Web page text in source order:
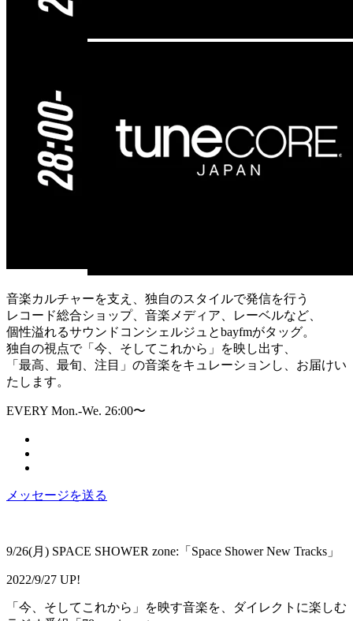
音楽カルチャーを支え、独自のスタイルで発信を行う
レコード総合ショップ、音楽メディア、レーベルなど、
個性溢れるサウンドコンシェルジュとbayfmがタッグ。
独自の視点で「今、そしてこれから」を映し出す、
「最高、最旬、注目」の音楽をキュレーションし、お届けい
たします。
EVERY Mon.-We. 26:00〜
メッセージを送る
9/26(月) SPACE SHOWER zone:「Space Shower New Tracks」
2022/9/27 UP!
「今、そしてこれから」を映す音楽を、ダイレクトに楽しむ